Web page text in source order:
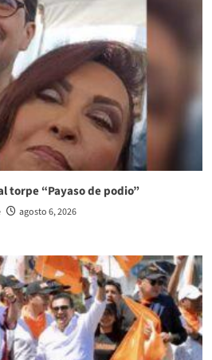
torpe “Payaso de podio”
agosto 6, 2026